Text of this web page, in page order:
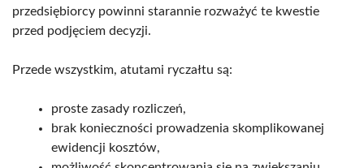
przedsiębiorcy powinni starannie rozważyć te kwestie
przed podjęciem decyzji.
Przede wszystkim, atutami ryczałtu są:
proste zasady rozliczeń,
brak konieczności prowadzenia skomplikowanej
ewidencji kosztów,